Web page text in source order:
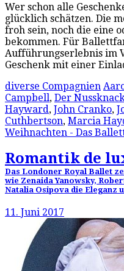
Wer schon alle
glücklich schätzen. Die
froh sein, noch die eine
bekommen. Für
Aufführungserlebnis im
Geschenk mit einer
diverse Compagnien
Campbell, Der
Hayward, John Cranko,
Cuthbertson, Marcia
Weihnachten - Das
Romantik de
Das Londoner Royal Ballet
wie Zenaida Yanowsky,
Natalia Osipova die Eleganz
11. Juni 2017